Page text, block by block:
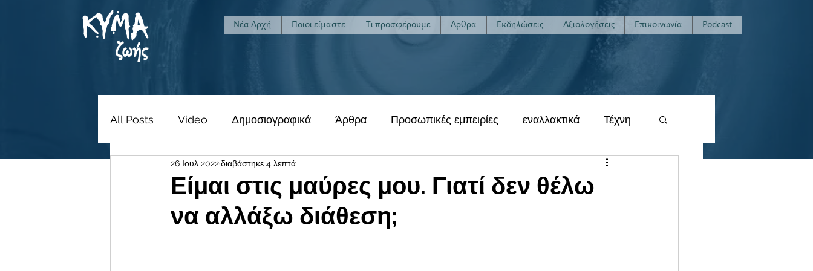
KYMA
ζωής
Νέα Αρχή Ποιοι είμαστε Τι προσφέρουμε Άρθρα Εκδηλώσεις Αξιολογήσεις Επικοινωνία Podcast
All Posts Video Δημοσιογραφικά Άρθρα Προσωπικές εμπειρίες εναλλακτικά Τέχνη
Ερωτήσεις
Είμαι στις μαύρες μου. Γιατί δεν θέλω
να αλλάξω διάθεση;
26 Ιουλ 2022διαβάστηκε 4 λεπτά